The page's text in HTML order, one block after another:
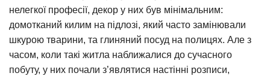
нелегкої професії, декор у них був мінімальним:
домотканий килим на підлозі, який часто замінювали
шкурою тварини, та глиняний посуд на полицях. Але з
часом, коли такі житла наближалися до сучасного
побуту, у них почали з’являтися настінні розписи,